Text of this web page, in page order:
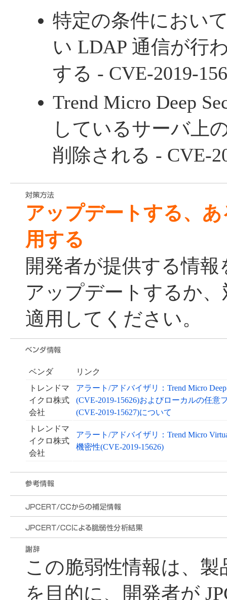
特定の条件におい
い LDAP 通信が行
する - CVE-2019-
Trend Micro Deep
しているサーバ上
削除される - CVE-
アップデートする、
用する
開発者が提供する情
アップデートするか
適用してください。
ベンダ
リンク
トレンドマ
イクロ株式
会社
アラート/アドバイザリ：Trend Micro
(CVE-2019-15626)およびローカルの任
(CVE-2019-15627)について
トレンドマ
イクロ株式
会社
アラート/アドバイザリ：Trend Micro
機密性(CVE-2019-15626)
この脆弱性情報は、
を目的に、開発者が